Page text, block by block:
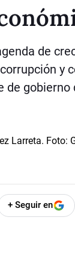
de
y
de
+ Seguir en